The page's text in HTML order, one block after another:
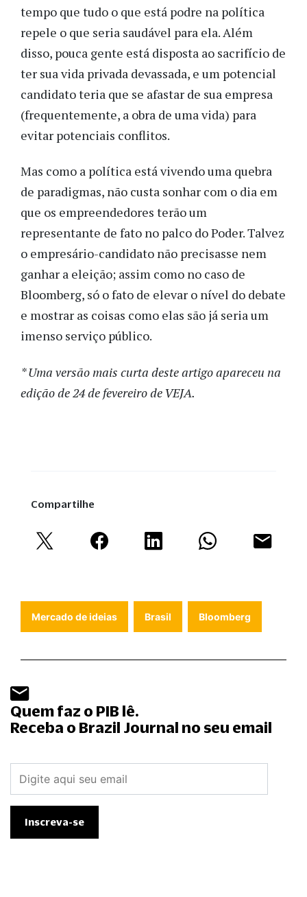
tempo que tudo o que está podre na política
repele o que seria saudável para ela. Além
disso, pouca gente está disposta ao sacrifício de
ter sua vida privada devassada, e um potencial
candidato teria que se afastar de sua empresa
(frequentemente, a obra de uma vida) para
evitar potenciais conflitos.
Mas como a política está vivendo uma quebra
de paradigmas, não custa sonhar com o dia em
que os empreendedores terão um
representante de fato no palco do Poder. Talvez
o empresário-candidato não precisasse nem
ganhar a eleição; assim como no caso de
Bloomberg, só o fato de elevar o nível do debate
e mostrar as coisas como elas são já seria um
imenso serviço público.
* Uma versão mais curta deste artigo apareceu na
edição de 24 de fevereiro de VEJA.
Compartilhe
Mercado de ideias Brasil Bloomberg
Quem faz o PIB lê.
Receba o Brazil Journal no seu email